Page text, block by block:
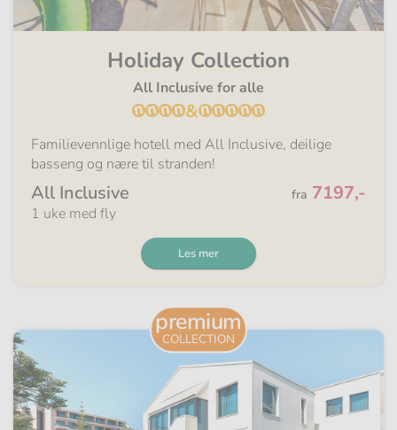
Holiday Collection
All Inclusive for alle
&
Familievennlige hotell med All Inclusive, deilige
basseng og nære til stranden!
All Inclusive Fra
fra 7197,-
1 uke med fly
Les mer
premium
COLLECTION